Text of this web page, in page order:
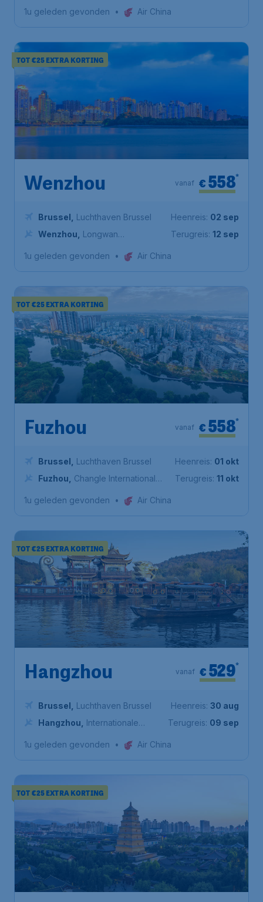
1u geleden gevonden
• Air China
TOT €25 EXTRA KORTING
Wenzhou € 558*
vanaf
Brussel
Luchthaven Brussel
Wenzhou
Longwan
Heenreis: 02 sep
Terugreis: 12 sep
1u geleden gevonden • Air China
TOT €25 EXTRA KORTING
Fuzhou € 558*
vanaf
Brussel
Luchthaven Brussel
Fuzhou
Changle International
Heenreis: 01 okt
Terugreis: 11 okt
1u geleden gevonden • Air China
TOT €25 EXTRA KORTING
Hangzhou € 529*
vanaf
Brussel
Luchthaven Brussel
Hangzhou
Internationale
Heenreis: 30 aug
Terugreis: 09 sep
1u geleden gevonden • Air China
TOT €25 EXTRA KORTING